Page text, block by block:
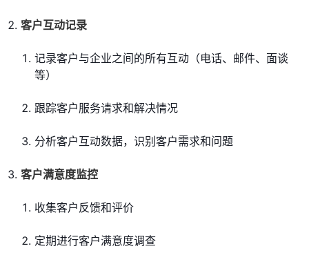
客户互动记录
记录客户与企业之间的所有互动（电话、邮件、面谈
等）
跟踪客户服务请求和解决情况
分析客户互动数据，识别客户需求和问题
客户满意度监控
收集客户反馈和评价
定期进行客户满意度调查